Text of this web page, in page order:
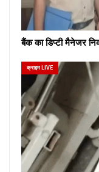
बैंक का डिप्टी मैनेजर
क्राइम LIVE